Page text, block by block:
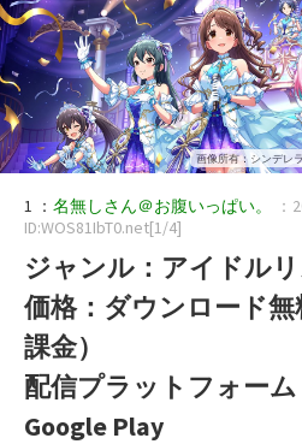
リ
ー
画像所有：シンデレ
1 ： 名無しさん＠お腹いっぱい。
：
ID:WOS81IbT0.net[1/4]
ジャンル：アイドル
価格：ダウンロード
課金）
配信プラットフォーム
Google Play